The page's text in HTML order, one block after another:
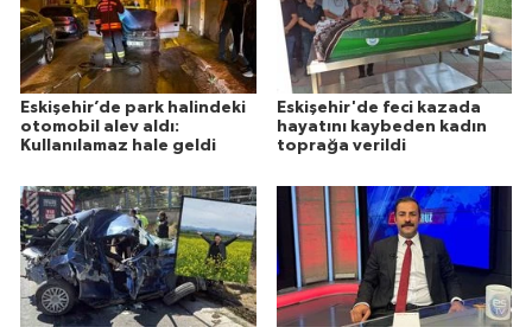
Eskişehir’de park halindeki
otomobil alev aldı:
Kullanılamaz hale geldi
Eskişehir'de feci kazada
hayatını kaybeden kadın
toprağa verildi